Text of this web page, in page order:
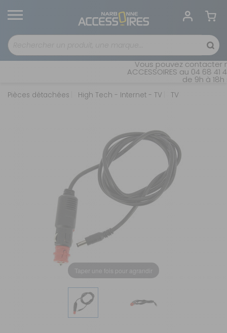
Vous pouvez contacter
ACCESSOIRES au 04 68
de 9h à 18h
Pièces détachées High Tech - Internet - TV TV
Taper une fois pour agrandir